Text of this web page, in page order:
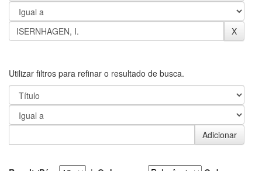
Utilizar filtros para refinar o resultado de busca.